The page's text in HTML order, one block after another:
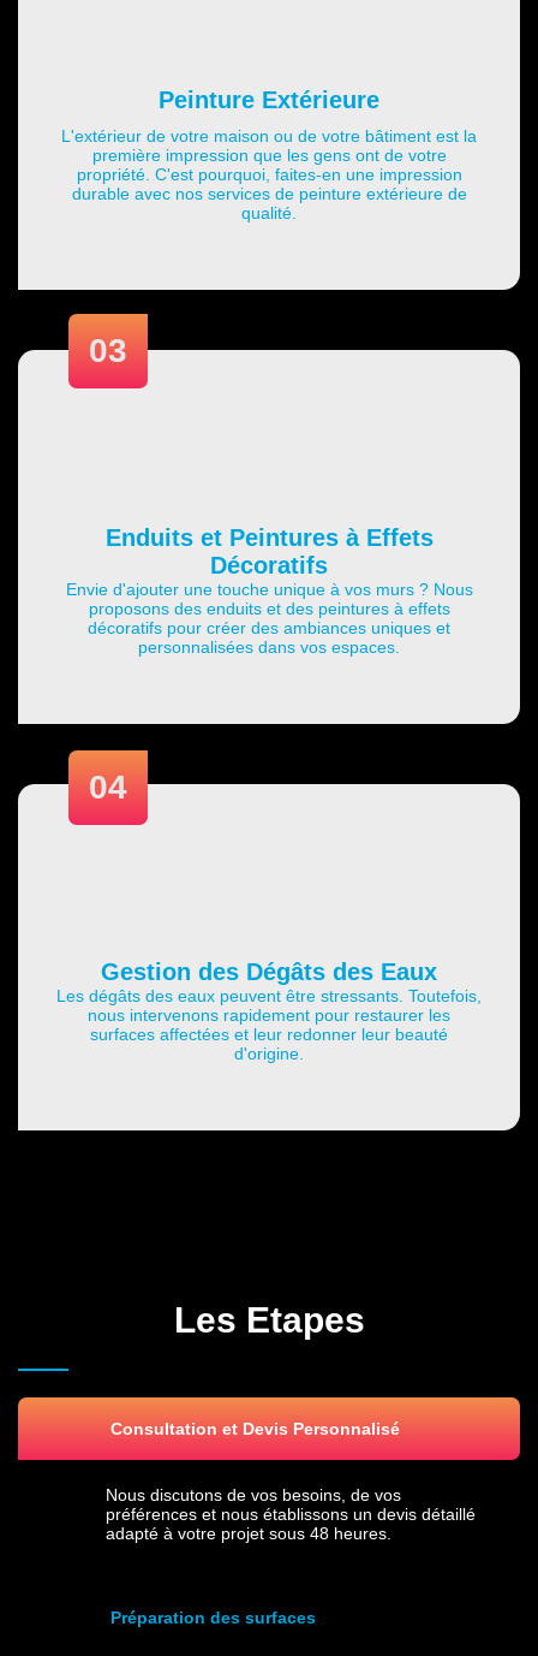
Peinture Extérieure
L'extérieur de votre maison ou de votre bâtiment est la
première impression que les gens ont de votre
propriété. C'est pourquoi, faites-en une impression
durable avec nos services de peinture extérieure de
qualité.
Enduits et Peintures à Effets
Décoratifs
Envie d'ajouter une touche unique à vos murs ? Nous
proposons des enduits et des peintures à effets
décoratifs pour créer des ambiances uniques et
personnalisées dans vos espaces.
03
Gestion des Dégâts des Eaux
Les dégâts des eaux peuvent être stressants. Toutefois,
nous intervenons rapidement pour restaurer les
surfaces affectées et leur redonner leur beauté
d'origine.
04
Les Etapes
Consultation et Devis Personnalisé
Nous discutons de vos besoins, de vos
préférences et nous établissons un devis détaillé
adapté à votre projet sous 48 heures.
Préparation des surfaces